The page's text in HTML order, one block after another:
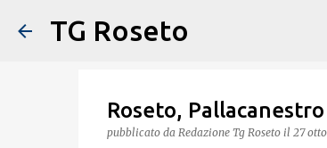
TG Roseto
Roseto,
pubblicato da Redazione Tg Roseto il 27